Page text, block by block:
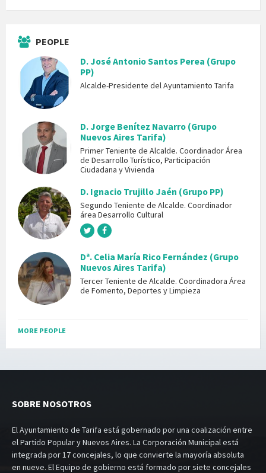
PEOPLE
D. José Antonio Santos Perea (Grupo
PP)
Alcalde-Presidente del Ayuntamiento Tarifa
D. Jorge Benítez Navarro (Grupo
Nuevos Aires Tarifa)
Primer Teniente de Alcalde. Coordinador Área
de Desarrollo Turístico, Participación
Ciudadana y Vivienda
D. Ignacio Trujillo Jaén (Grupo PP)
Segundo Teniente de Alcalde. Coordinador
área Desarrollo Cultural
Dª. Celia María Rico Fernández (Grupo
Nuevos Aires Tarifa)
Tercer Teniente de Alcalde. Coordinadora Área
de Fomento, Deportes y Limpieza
MORE PEOPLE
SOBRE NOSOTROS
El Ayuntamiento de Tarifa está gobernado por una coalización entre
el Partido Popular y Nuevos Aires. La Corporación Municipal está
integrada por 17 concejales, lo que convierte la mayoría absoluta
en nueve. El Equipo de gobierno está formado por siete concejales